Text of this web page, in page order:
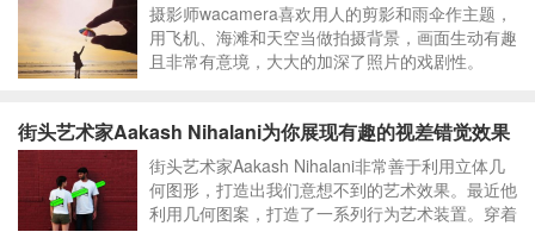
摄影师wacamera喜欢用人的剪影和雨伞作主题，
用飞机、海滩和天空当做拍摄背景，画面生动有趣
且非常有意境，大大的加深了照片的戏剧性。
街头艺术家Aakash Nihalani为你展现有趣的视差错觉效果
街头艺术家Aakash Nihalani非常善于利用立体几
何图形，打造出我们意想不到的艺术效果。最近他
利用几何图案，打造了一系列行为艺术装置。穿着